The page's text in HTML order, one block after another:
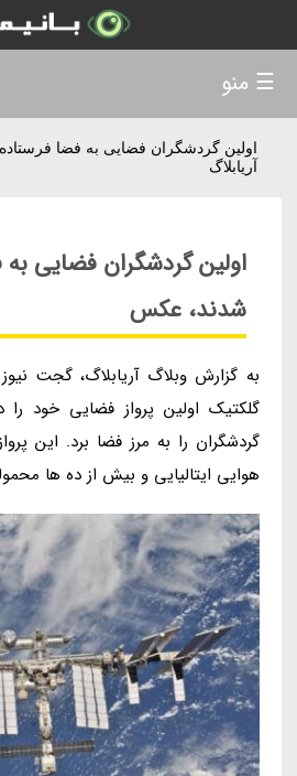
اولین گردشگران فضایی به فضا
آریابلاگ
اولین گردشگران فضایی
شدند، عکس
به گزارش وبلاگ آریابلاگ، گجت
گردشگران را به مرز فضا برد. این
هوایی ایتالیایی و بیش از ده ها
☰ منو